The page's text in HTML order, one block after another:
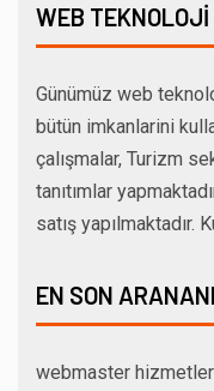
WEB
Günümüz web
bütün imkanlarini
çalışmalar, Turizm
tanıtımlar
satış yapılmaktadır.
EN SON
webmaster